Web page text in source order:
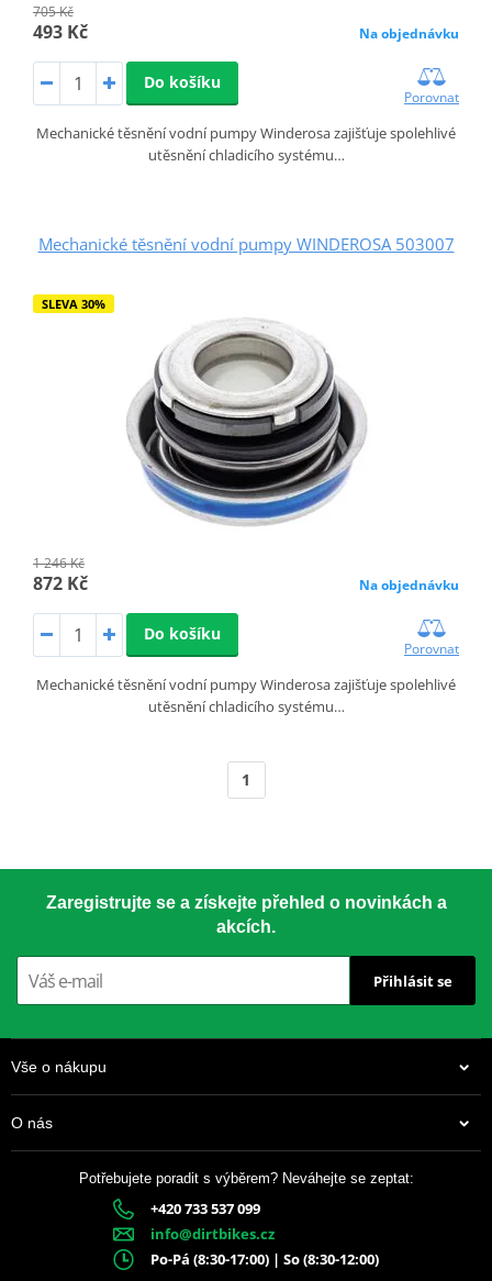
705 Kč
493 Kč Na objednávku
Do košíku
Porovnat
Mechanické těsnění vodní pumpy Winderosa zajišťuje spolehlivé
utěsnění chladicího systému…
Mechanické těsnění vodní pumpy WINDEROSA 503007
SLEVA 30%
1 246 Kč
872 Kč Na objednávku
Do košíku
Porovnat
Mechanické těsnění vodní pumpy Winderosa zajišťuje spolehlivé
utěsnění chladicího systému…
1
Zaregistrujte se a získejte přehled o novinkách a
akcích.
Přihlásit se
Vše o nákupu
O nás
Potřebujete poradit s výběrem? Neváhejte se zeptat:
+420 733 537 099
info@dirtbikes.cz
Po-Pá (8:30-17:00) | So (8:30-12:00)